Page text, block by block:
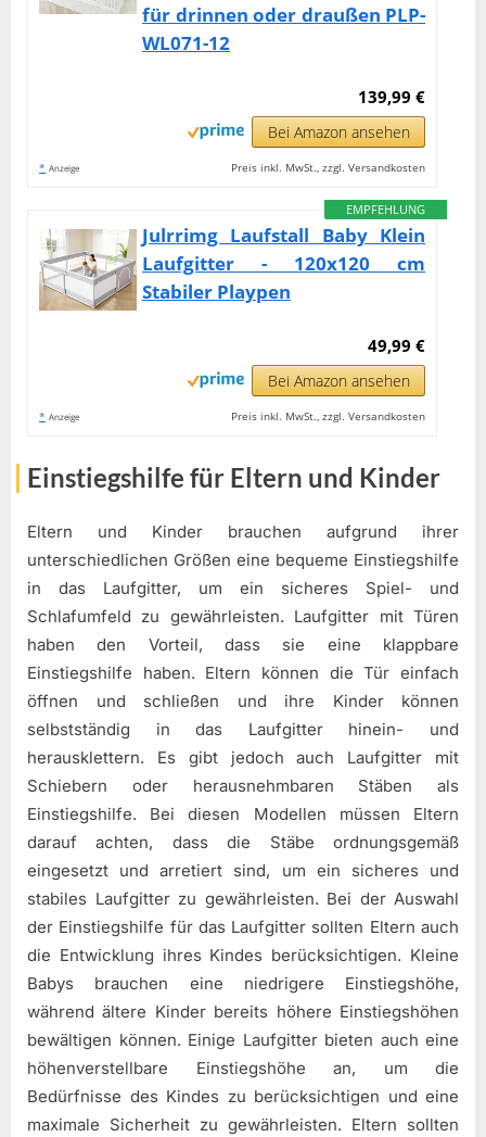
für drinnen oder draußen PLP-
WL071-12
139,99 €
Bei Amazon ansehen
* Anzeige Preis inkl. MwSt., zzgl. Versandkosten
EMPFEHLUNG
Julrrimg Laufstall Baby Klein
Laufgitter - 120x120 cm
Stabiler Playpen
49,99 €
Bei Amazon ansehen
* Anzeige Preis inkl. MwSt., zzgl. Versandkosten
Einstiegshilfe für Eltern und Kinder
Eltern und Kinder brauchen aufgrund ihrer
unterschiedlichen Größen eine bequeme Einstiegshilfe
in das Laufgitter, um ein sicheres Spiel- und
Schlafumfeld zu gewährleisten. Laufgitter mit Türen
haben den Vorteil, dass sie eine klappbare
Einstiegshilfe haben. Eltern können die Tür einfach
öffnen und schließen und ihre Kinder können
selbstständig in das Laufgitter hinein- und
herausklettern. Es gibt jedoch auch Laufgitter mit
Schiebern oder herausnehmbaren Stäben als
Einstiegshilfe. Bei diesen Modellen müssen Eltern
darauf achten, dass die Stäbe ordnungsgemäß
eingesetzt und arretiert sind, um ein sicheres und
stabiles Laufgitter zu gewährleisten. Bei der Auswahl
der Einstiegshilfe für das Laufgitter sollten Eltern auch
die Entwicklung ihres Kindes berücksichtigen. Kleine
Babys brauchen eine niedrigere Einstiegshöhe,
während ältere Kinder bereits höhere Einstiegshöhen
bewältigen können. Einige Laufgitter bieten auch eine
höhenverstellbare Einstiegshöhe an, um die
Bedürfnisse des Kindes zu berücksichtigen und eine
maximale Sicherheit zu gewährleisten. Eltern sollten